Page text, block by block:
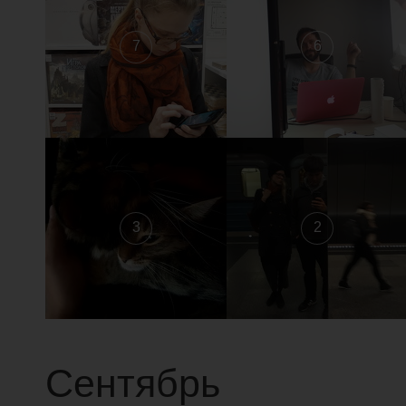
7 6
3 2
Сентябрь